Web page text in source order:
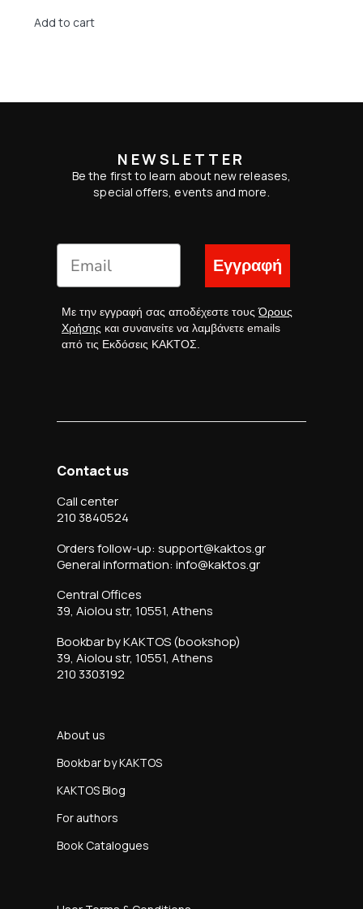
Add to cart
NEWSLETTER
Be the first to learn about new releases,
special offers, events and more.
Εγγραφή
Με την εγγραφή σας αποδέχεστε τουςΌρους
Χρήσης και συναινείτε να λαμβάνετε emails
από τις Εκδόσεις ΚΑΚΤΟΣ.
Contact us
Call center
210 3840524
Orders follow-up: support@kaktos.gr
General information: info@kaktos.gr
Central Offices
39, Aiolou str, 10551, Athens
Bookbar by KAKTOS (bookshop)
39, Aiolou str, 10551, Athens
210 3303192
About us
Bookbar by KAKTOS
KAKTOS Blog
For authors
Book Catalogues